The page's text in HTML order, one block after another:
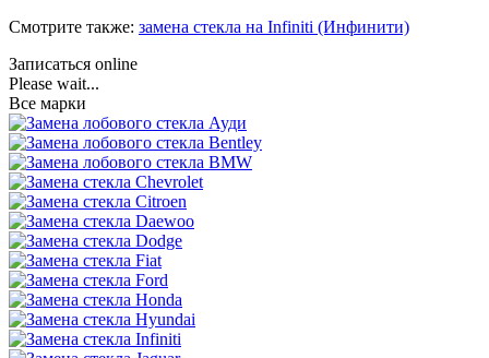
Смотрите также: замена стекла на Infiniti (Инфинити)
Записаться online
Please wait...
Все марки